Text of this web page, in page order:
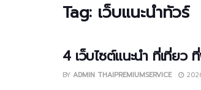
Tag: เว็บแนะนำทัวร์
4 เว็บไซต์แนะนำ ที่เที่ยว
BY ADMIN THAIPREMIUMSERVICE